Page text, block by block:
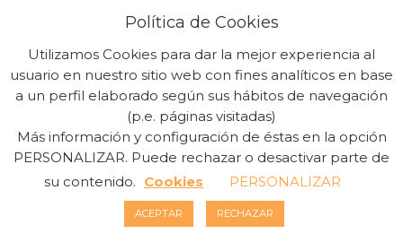
Política de Cookies
Utilizamos Cookies para dar la mejor experiencia al
usuario en nuestro sitio web con fines analíticos en base
a un perfil elaborado según sus hábitos de navegación
(p.e. páginas visitadas)
Más información y configuración de éstas en la opción
PERSONALIZAR. Puede rechazar o desactivar parte de
su contenido. Cookies PERSONALIZAR
ACEPTAR RECHAZAR